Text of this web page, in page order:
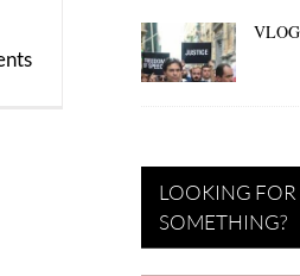
LOOKING FOR
SOMETHING?